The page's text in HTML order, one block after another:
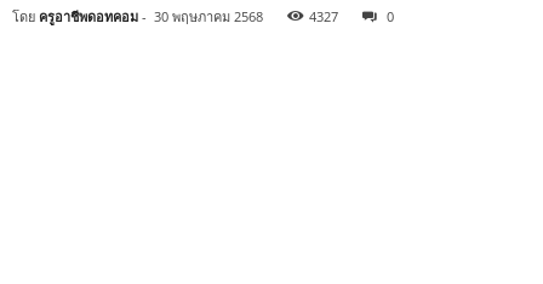
โดย ครูอาชีพดอทคอม - 30 พฤษภาคม 2568 4327 0